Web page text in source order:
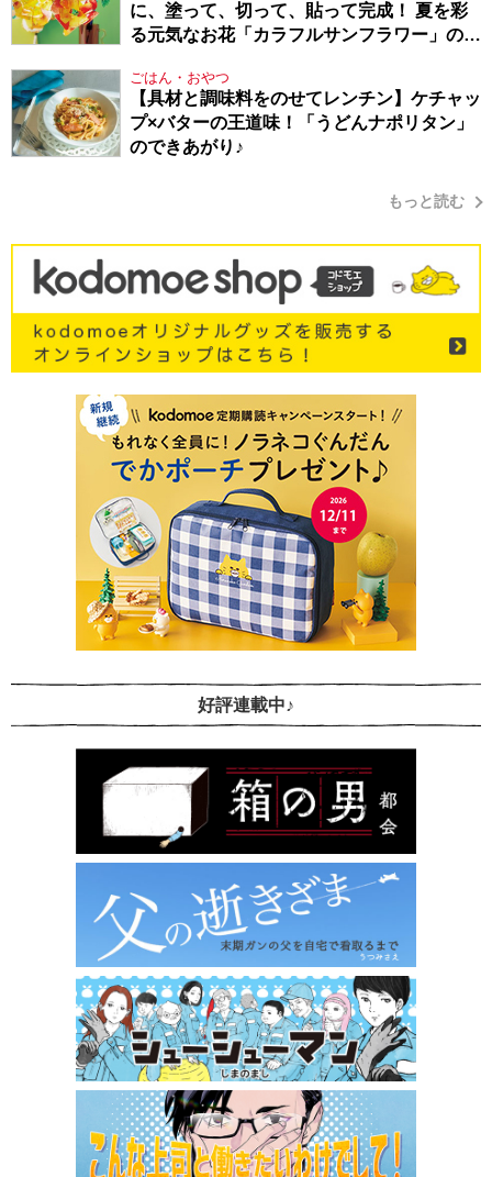
に、塗って、切って、貼って完成！ 夏を彩
る元気なお花「カラフルサンフラワー」の作
ごはん・おやつ
【具材と調味料をのせてレンチン】ケチャッ
プ×バターの王道味！「うどんナポリタン」
のできあがり♪
もっと読む
好評連載中♪